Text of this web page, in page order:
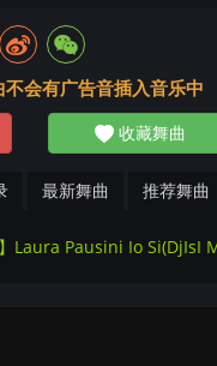
会有广告音插入音乐中
收藏舞曲
最新舞曲 推荐舞曲
Laura Pausini Io Si(DjIsI